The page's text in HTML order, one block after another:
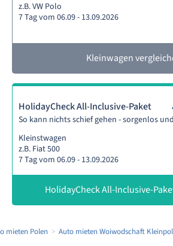
z.B. VW Polo
7 Tag vom 06.09 - 13.09.2026
Kleinwagen
HolidayCheck All-Inclusive-Paket
So kann nichts schief gehen - sorgenlos
Kleinstwagen
z.B. Fiat 500
7 Tag vom 06.09 - 13.09.2026
HolidayCheck All-Inclusive-
mieten Polen Auto mieten Woiwodschaft